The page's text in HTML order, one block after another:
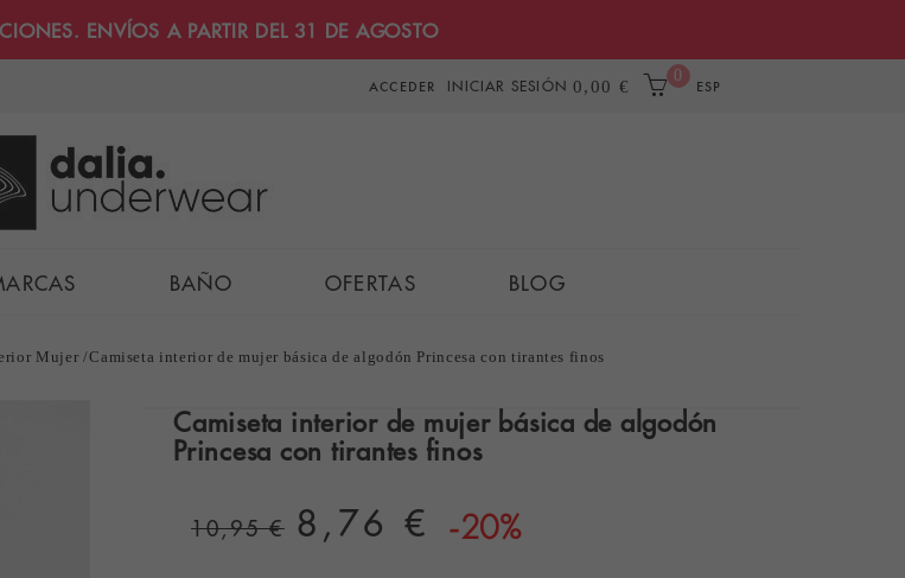
ENVÍOS A PARTIR DEL 31 DE AGOSTO
ACCEDER INICIAR SESIÓN 0,00 €
0
ESP
BAÑO OFERTAS BLOG
Mujer Camiseta interior de mujer básica de algodón Princesa con tirantes finos
Camiseta interior de mujer básica de algodón
Princesa con tirantes finos
10,95 € 8,76 € -20%